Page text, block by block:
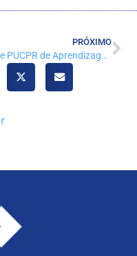
PRÓXIMO
Case PUCPR de Aprendizagem por Competências – ADM